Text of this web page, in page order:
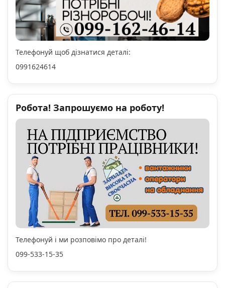
Телефонуй щоб дізнатися деталі:
0991624614
Робота! Запрошуємо на роботу!
Телефонуй і ми розповімо про деталі!
099-533-15-35